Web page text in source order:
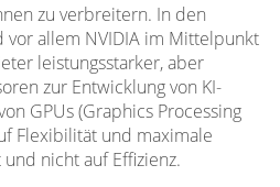
zu verbreitern. In den
vor allem NVIDIA im Mittelpunkt
leistungsstarker, aber
zur Entwicklung von KI-
GPUs (Graphics Processing
Flexibilität und maximale
nicht auf Effizienz.